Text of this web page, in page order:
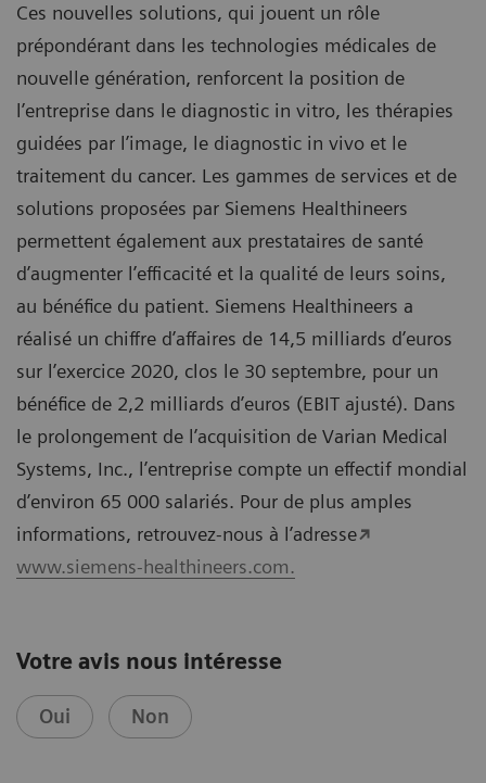
Ces nouvelles solutions, qui jouent un rôle
prépondérant dans les technologies médicales de
nouvelle génération, renforcent la position de
l’entreprise dans le diagnostic in vitro, les thérapies
guidées par l’image, le diagnostic in vivo et le
traitement du cancer. Les gammes de services et de
solutions proposées par Siemens Healthineers
permettent également aux prestataires de santé
d’augmenter l’efficacité et la qualité de leurs soins,
au bénéfice du patient. Siemens Healthineers a
réalisé un chiffre d’affaires de 14,5 milliards d’euros
sur l’exercice 2020, clos le 30 septembre, pour un
bénéfice de 2,2 milliards d’euros (EBIT ajusté). Dans
le prolongement de l’acquisition de Varian Medical
Systems, Inc., l’entreprise compte un effectif mondial
d’environ 65 000 salariés. Pour de plus amples
informations, retrouvez-nous à l’adresse
www.siemens-healthineers.com.
Votre avis nous intéresse
Oui Non